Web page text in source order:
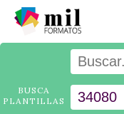
BUSCA
PLANTILLAS